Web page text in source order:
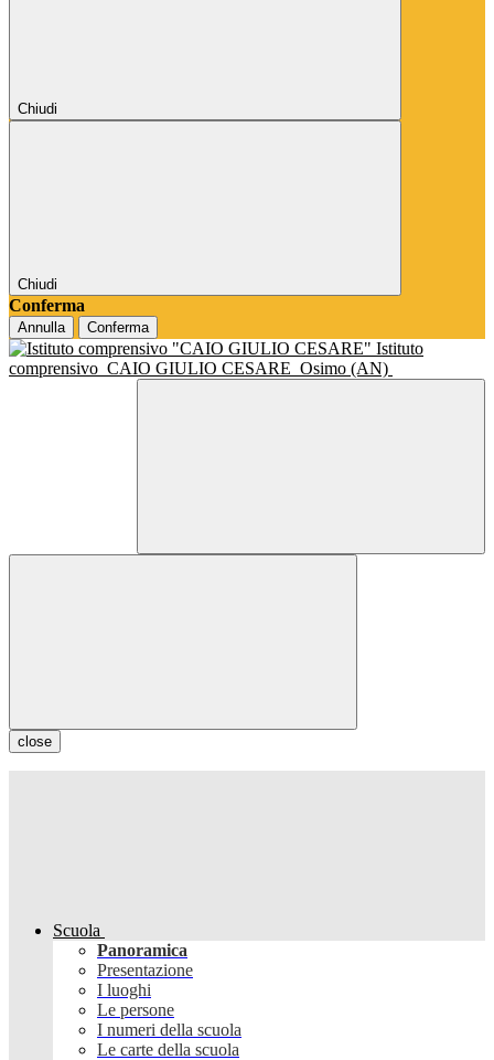
Chiudi
Chiudi
Conferma
Annulla Conferma
Istituto
comprensivo CAIO GIULIO CESARE Osimo (AN)
close
Scuola
Panoramica
Presentazione
I luoghi
Le persone
I numeri della scuola
Le carte della scuola